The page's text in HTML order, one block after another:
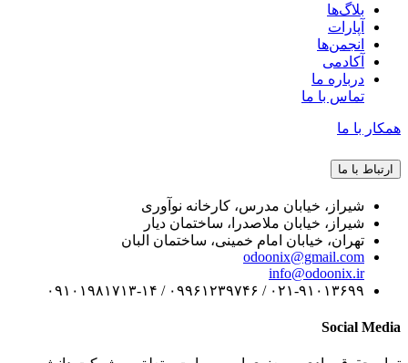
بلاگ‌ها
آپارات
انجمن‌ها
آکادمی
درباره ما
تماس با ما
همکار با ما
ارتباط با ما
شیراز، خیابان مدرس، کارخانه نوآوری
شیراز، خیابان ملاصدرا، ساختمان دیار
تهران، خیابان امام خمینی، ساختمان البان
odoonix@gmail.com
info@odoonix.ir
۰۲۱-۹۱۰۱۳۶۹۹ / ۰۹۹۶۱۲۳۹۷۴۶ / ۰۹۱۰۱۹۸۱۷۱۳-۱۴
Social Media